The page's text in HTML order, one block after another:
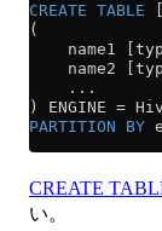
CREATE TABLE
(
name1
name2
    ...
) ENGINE =
PARTITION BY
CREATE
い。